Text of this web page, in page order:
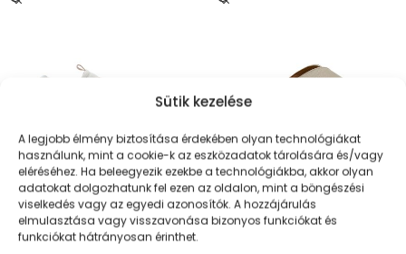
Sütik kezelése
A legjobb élmény biztosítása érdekében olyan technológiákat
használunk, mint a cookie-k az eszközadatok tárolására és/vagy
eléréséhez. Ha beleegyezik ezekbe a technológiákba, akkor olyan
adatokat dolgozhatunk fel ezen az oldalon, mint a böngészési
viselkedés vagy az egyedi azonosítók. A hozzájárulás
elmulasztása vagy visszavonása bizonyos funkciókat és
funkciókat hátrányosan érinthet.
Utolsó méret
Scholl Mercury
36.490Ft 18.245Ft
Utolsó méret
Scholl Rapallo Cross
28.290Ft